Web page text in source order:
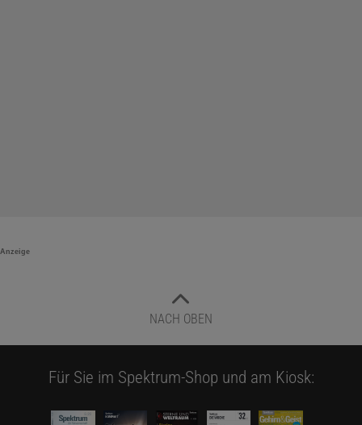
Anzeige
NACH OBEN
Für Sie im Spektrum-Shop und am Kiosk: